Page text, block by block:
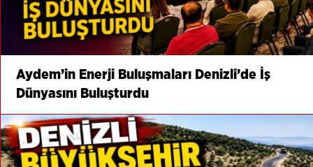
Aydem’in Enerji Buluşmaları Denizli’de İş
Dünyasını Buluşturdu